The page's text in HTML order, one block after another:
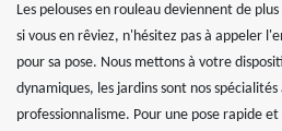
Les pelouses en rouleau deviennent de
si vous en rêviez, n'hésitez pas à appeler
pour sa pose. Nous mettons à votre
dynamiques, les jardins sont nos
professionnalisme. Pour une pose rapide